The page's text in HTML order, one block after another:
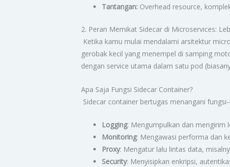
Tantangan: Overhead resource,
2. Peran Memikat Sidecar di Microservices:
Ketika kamu mulai mendalami arsitektur
gerobak kecil yang menempel di samping
dengan service utama dalam satu pod
Apa Saja Fungsi Sidecar Container?
Sidecar container bertugas menangani
Logging: Mengumpulkan dan mengirim
Monitoring: Mengawasi performa dan
Proxy: Mengatur lalu lintas data,
Security: Menyisipkan enkripsi,